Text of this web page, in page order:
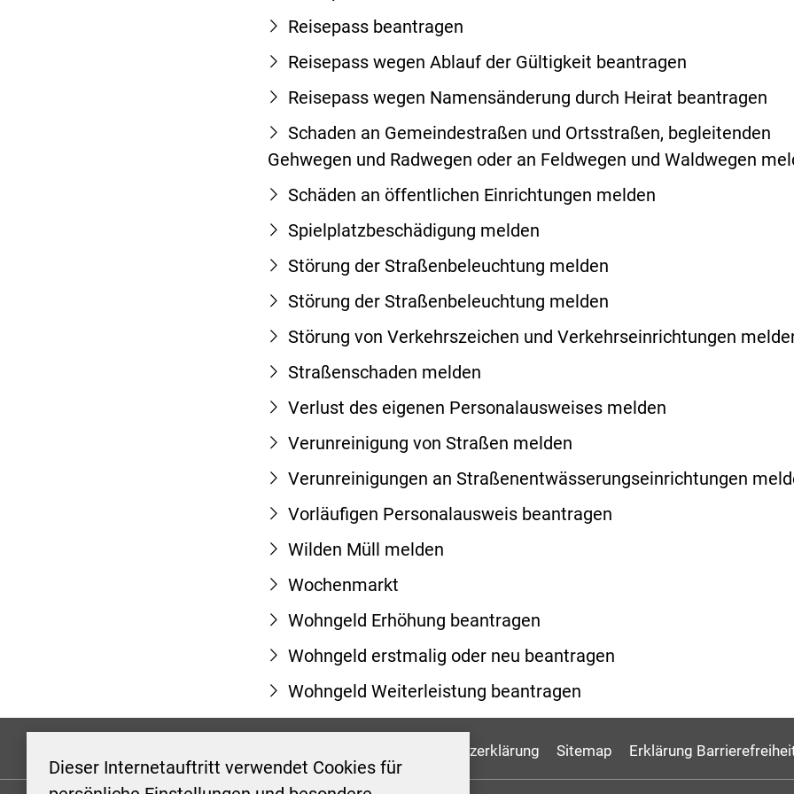
Dieser Internetauftritt verwendet Cookies für
Reisepass beantragen
Reisepass wegen Ablauf der Gültigkeit beantragen
Reisepass wegen Namensänderung durch Heirat beantragen
Schaden an Gemeindestraßen und Ortsstraßen, begleitenden
Gehwegen und Radwegen oder an Feldwegen und Waldwegen
Schäden an öffentlichen Einrichtungen melden
Spielplatzbeschädigung melden
Störung der Straßenbeleuchtung melden
Störung der Straßenbeleuchtung melden
Störung von Verkehrszeichen und Verkehrseinrichtungen
Straßenschaden melden
Verlust des eigenen Personalausweises melden
Verunreinigung von Straßen melden
Verunreinigungen an Straßenentwässerungseinrichtungen
Vorläufigen Personalausweis beantragen
Wilden Müll melden
Wochenmarkt
Wohngeld Erhöhung beantragen
Wohngeld erstmalig oder neu beantragen
Wohngeld Weiterleistung beantragen
Datenschutzerklärung Sitemap Erklärung